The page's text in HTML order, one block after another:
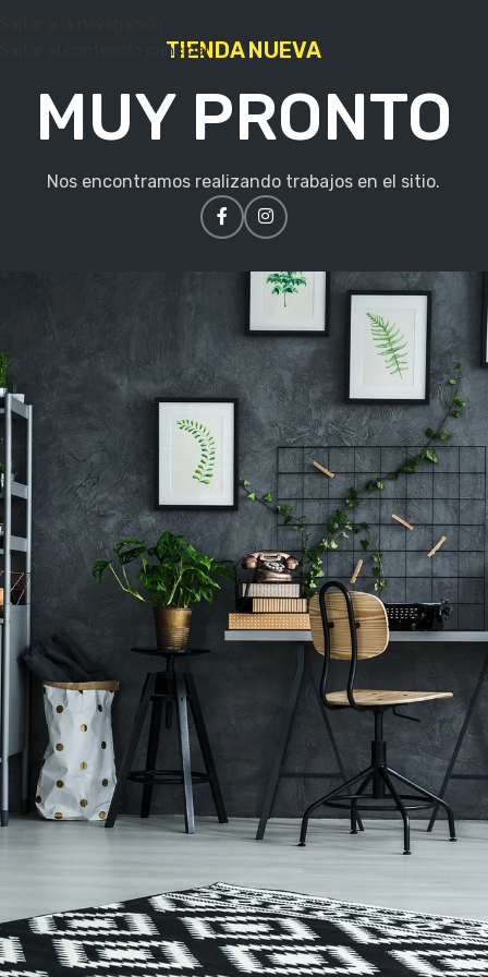
Saltar al contenido principalTIENDA NUEVA
MUY PRONTO
Nos encontramos realizando trabajos en el sitio.